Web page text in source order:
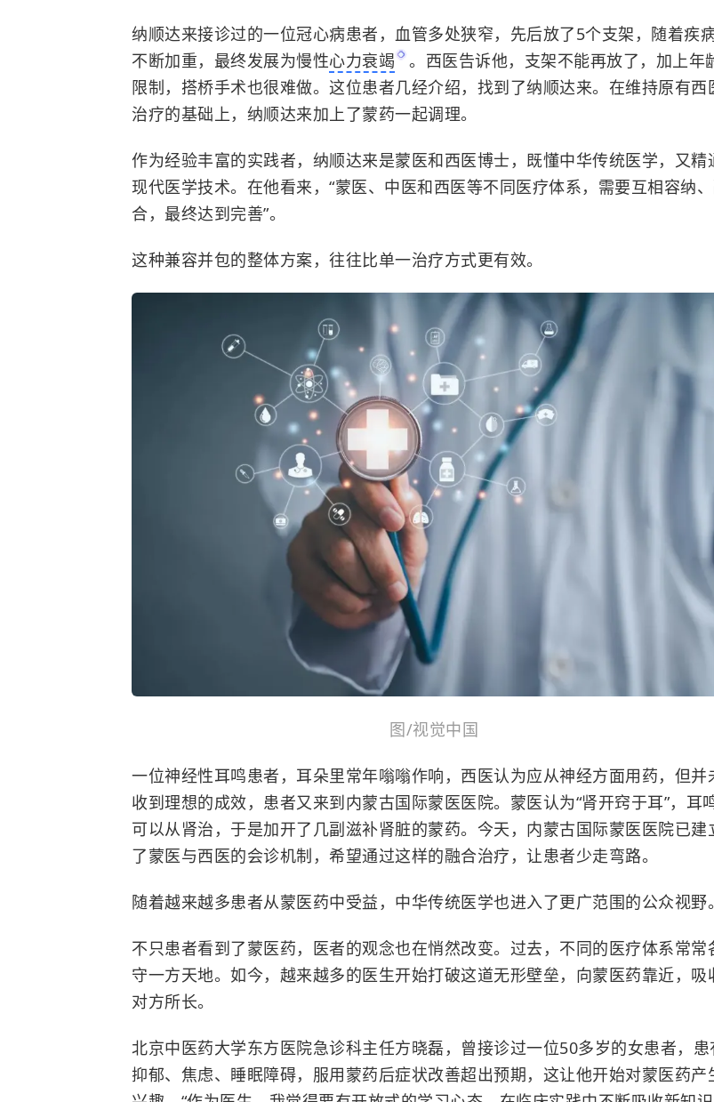
纳顺达来接诊过的一位冠心病患者，血管多处狭窄，先后放了5个支架，随着疾
不断加重，最终发展为慢性心力衰竭
。西医告诉他，支架不能再放了，加上年
限制，搭桥手术也很难做。这位患者几经介绍，找到了纳顺达来。在维持原有西
治疗的基础上，纳顺达来加上了蒙药一起调理。
作为经验丰富的实践者，纳顺达来是蒙医和西医博士，既懂中华传统医学，又精
现代医学技术。在他看来，“蒙医、中医和西医等不同医疗体系，需要互相容纳
合，最终达到完善”。
这种兼容并包的整体方案，往往比单一治疗方式更有效。
图/视觉中国
一位神经性耳鸣患者，耳朵里常年嗡嗡作响，西医认为应从神经方面用药，但并
收到理想的成效，患者又来到内蒙古国际蒙医医院。蒙医认为“肾开窍于耳”，耳
可以从肾治，于是加开了几副滋补肾脏的蒙药。今天，内蒙古国际蒙医医院已建
了蒙医与西医的会诊机制，希望通过这样的融合治疗，让患者少走弯路。
随着越来越多患者从蒙医药中受益，中华传统医学也进入了更广范围的公众视野。
不只患者看到了蒙医药，医者的观念也在悄然改变。过去，不同的医疗体系常常
守一方天地。如今，越来越多的医生开始打破这道无形壁垒，向蒙医药靠近，吸
对方所长。
北京中医药大学东方医院急诊科主任方晓磊，曾接诊过一位50多岁的女患者，患
抑郁、焦虑、睡眠障碍，服用蒙药后症状改善超出预期，这让他开始对蒙医药产